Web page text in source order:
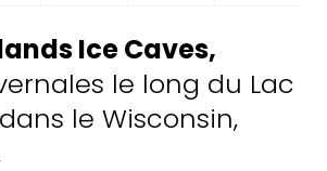
Ice Caves,
le long du Lac
le Wisconsin,